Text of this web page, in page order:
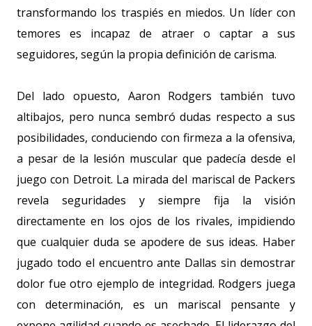
transformando los traspiés en miedos. Un líder con
temores es incapaz de atraer o captar a sus
seguidores, según la propia definición de carisma.
Del lado opuesto, Aaron Rodgers también tuvo
altibajos, pero nunca sembró dudas respecto a sus
posibilidades, conduciendo con firmeza a la ofensiva,
a pesar de la lesión muscular que padecía desde el
juego con Detroit. La mirada del mariscal de Packers
revela seguridades y siempre fija la visión
directamente en los ojos de los rivales, impidiendo
que cualquier duda se apodere de sus ideas. Haber
jugado todo el encuentro ante Dallas sin demostrar
dolor fue otro ejemplo de integridad. Rodgers juega
con determinación, es un mariscal pensante y